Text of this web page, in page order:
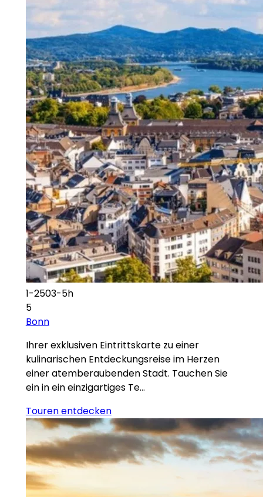
1-2503-5h
5
Bonn
Ihrer exklusiven Eintrittskarte zu einer
kulinarischen Entdeckungsreise im Herzen
einer atemberaubenden Stadt. Tauchen Sie
ein in ein einzigartiges Te…
Touren entdecken